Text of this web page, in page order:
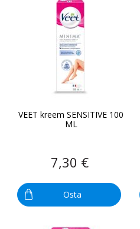
VEET kreem SENSITIVE 100
ML
7,30 €
Osta